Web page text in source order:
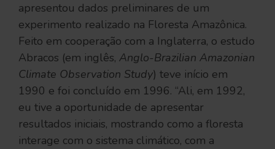
apresentou dados preliminares de um
experimento realizado na Floresta Amazônica.
Feito em cooperação com a Inglaterra, o estudo
Abracos (em inglês, Anglo-Brazilian Amazonian
Climate Observation Study) teve início em
1990 e foi concluído em 1996. “Ali, em 1992,
eu tive a oportunidade de apresentar
resultados iniciais, mostrando como a floresta
interage com o sistema climático, com a